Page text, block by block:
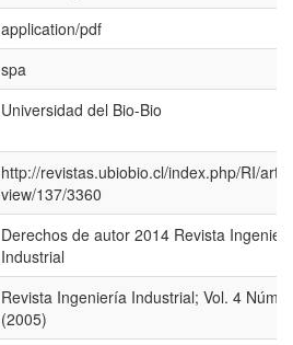
application/pdf
spa
Universidad del Bio-Bio
http://revistas.ubiobio.cl/index.php/RI/
view/137/3360
Derechos de autor 2014 Revista
Industrial
Revista Ingeniería Industrial; Vol. 4 Núm.
(2005)